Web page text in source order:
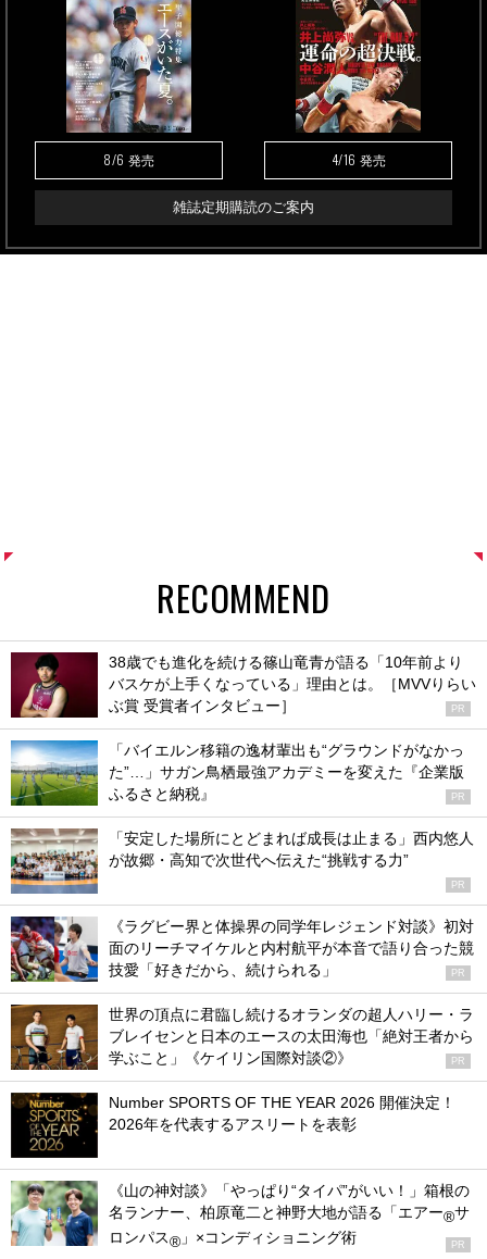
8/6 発売 4/16 発売
雑誌定期購読のご案内
RECOMMEND
38歳でも進化を続ける篠山竜青が語る「10年前より
バスケが上手くなっている」理由とは。［MVVりらい
ぶ賞 受賞者インタビュー］
PR
「バイエルン移籍の逸材輩出も“グラウンドがなかっ
た”…」サガン鳥栖最強アカデミーを変えた『企業版
ふるさと納税』
PR
「安定した場所にとどまれば成長は止まる」西内悠人
が故郷・高知で次世代へ伝えた“挑戦する力”
PR
《ラグビー界と体操界の同学年レジェンド対談》初対
面のリーチマイケルと内村航平が本音で語り合った競
技愛「好きだから、続けられる」
PR
世界の頂点に君臨し続けるオランダの超人ハリー・ラ
ブレイセンと日本のエースの太田海也「絶対王者から
学ぶこと」《ケイリン国際対談②》
PR
Number SPORTS OF THE YEAR 2026 開催決定！
2026年を代表するアスリートを表彰
《山の神対談》「やっぱり“タイパ”がいい！」箱根の
名ランナー、柏原竜二と神野大地が語る「エアー®サ
ロンパス® 」×コンディショニング術 PR